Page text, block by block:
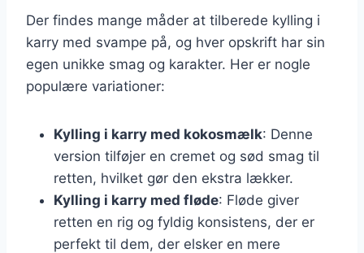
Der findes mange måder at tilberede kylling i
karry med svampe på, og hver opskrift har sin
egen unikke smag og karakter. Her er nogle
populære variationer:
Kylling i karry med kokosmælk: Denne
version tilføjer en cremet og sød smag til
retten, hvilket gør den ekstra lækker.
Kylling i karry med fløde: Fløde giver
retten en rig og fyldig konsistens, der er
perfekt til dem, der elsker en mere